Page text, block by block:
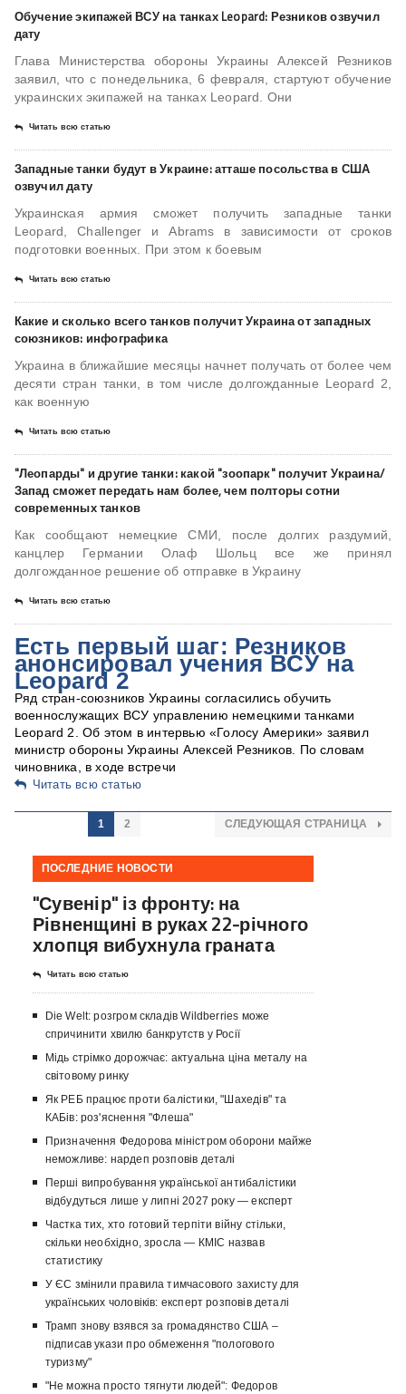
Обучение экипажей ВСУ на танках Leopard: Резников озвучил
дату
Глава Министерства обороны Украины Алексей Резников
заявил, что с понедельника, 6 февраля, стартуют обучение
украинских экипажей на танках Leopard. Они
Читать всю статью
Западные танки будут в Украине: атташе посольства в США
озвучил дату
Украинская армия сможет получить западные танки
Leopard, Challenger и Abrams в зависимости от сроков
подготовки военных. При этом к боевым
Читать всю статью
Какие и сколько всего танков получит Украина от западных
союзников: инфографика
Украина в ближайшие месяцы начнет получать от более чем
десяти стран танки, в том числе долгожданные Leopard 2,
как военную
Читать всю статью
"Леопарды" и другие танки: какой "зоопарк" получит Украина/
Запад сможет передать нам более, чем полторы сотни
современных танков
Как сообщают немецкие СМИ, после долгих раздумий,
канцлер Германии Олаф Шольц все же принял
долгожданное решение об отправке в Украину
Читать всю статью
Есть первый шаг: Резников
анонсировал учения ВСУ на
Leopard 2
Ряд стран-союзников Украины согласились обучить
военнослужащих ВСУ управлению немецкими танками
Leopard 2. Об этом в интервью «Голосу Америки» заявил
министр обороны Украины Алексей Резников. По словам
чиновника, в ходе встречи
Читать всю статью
1 2 СЛЕДУЮЩАЯ СТРАНИЦА
ПОСЛЕДНИЕ НОВОСТИ
"Сувенір" із фронту: на
Рівненщині в руках 22-річного
хлопця вибухнула граната
Читать всю статью
Die Welt: розгром складів Wildberries може
спричинити хвилю банкрутств у Росії
Мідь стрімко дорожчає: актуальна ціна металу на
світовому ринку
Як РЕБ працює проти балістики, "Шахедів" та
КАБів: роз'яснення "Флеша"
Призначення Федорова міністром оборони майже
неможливе: нардеп розповів деталі
Перші випробування української антибалістики
відбудуться лише у липні 2027 року — експерт
Частка тих, хто готовий терпіти війну стільки,
скільки необхідно, зросла — КМІС назвав
статистику
У ЄС змінили правила тимчасового захисту для
українських чоловіків: експерт розповів деталі
Трамп знову взявся за громадянство США –
підписав укази про обмеження "пологового
туризму"
"Не можна просто тягнути людей": Федоров